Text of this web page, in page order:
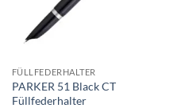
FÜLLFEDERHALTER
PARKER 51 Black CT
Füllfederhalter